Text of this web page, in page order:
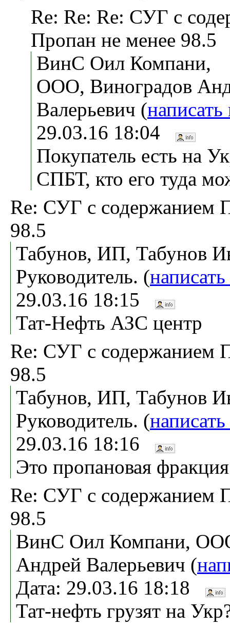
Re: Re: Re: СУГ с
Пропан не менее 98.5
ВинС Оил Компани,
ООО, Виноградов
Валерьевич (
29.03.16 18:04
Покупатель есть на
СПБТ, кто его туда
Re: СУГ с содержанием
98.5
Табунов, ИП, Табунов
Руководитель. (
29.03.16 18:15
Тат-Нефть АЗС центр
Re: СУГ с содержанием
98.5
Табунов, ИП, Табунов
Руководитель. (
29.03.16 18:16
Это пропановая фракция
Re: СУГ с содержанием
98.5
ВинС Оил Компани,
Андрей Валерьевич (
Дата: 29.03.16 18:18
Тат-нефть грузят на